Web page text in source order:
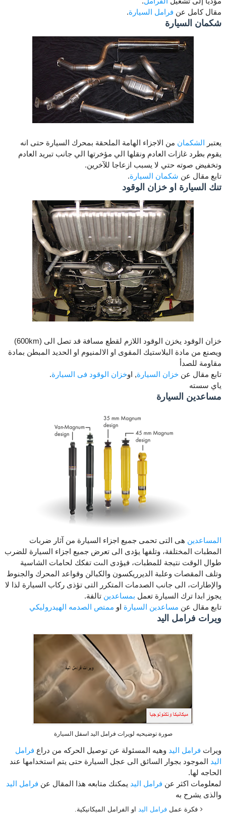
مقال كامل عن فرامل السيارة.
شكمان السيارة
يعتبر الشكمان من الاجزاء الهامة الملحقة بمحرك السيارة حتى انه
يقوم بطرد غازات العادم ونقلها الي مؤخرتها الي جانب تبريد العادم
وتخفيض صوته حتي لا يسبب ازعاجا للآخرين.
تابع مقال عن شكمان السيارة.
تنك السيارة او خزان الوقود
خزان الوقود يخزن الوقود اللازم لقطع مسافة قد تصل الى (600km)
ويصنع من مادة البلاستيك المقوى او الالمنيوم او الحديد المبطن بمادة
مقاومة للصدأ
تابع مقال عن خزان السيارة, اوخزان الوقود فى السيارة.
ياي سسته
مساعدين السيارة
المساعدين هى التى تحمى جميع اجزاء السيارة من آثار ضربات
المطبات المختلفة، وتلفها يؤدى الى تعرض جميع اجزاء السيارة للضرب
طوال الوقت نتيجة للمطبات، فيؤدى الىت تفكك لحامات الشاسية
وتلف المقصات وعلبة الديرريكسون والكبالن وقواعد المحرك والجنوط
والإطارات، الى جانب الصدمات المتكرر التى تؤذى ركاب السيارة لذا لا
يجوز ابدا ترك السيارة تعمل بمساعدين تالفة.
تابع مقال عن مساعدين السيارة او ممتص الصدمه الهيدروليكي
ويرات فرامل اليد
صورة توضيحيه لويرات فرامل اليد اسفل السيارة
ويرات فرامل اليد وهيه المسئولة عن توصيل الحركه من دراع فرامل
اليد الموجود بجوار السائق الى عجل السيارة حتى يتم استخدامها عند
الحاجه لها.
لمعلومات اكثر عن فرامل اليد يمكنك متابعه هذا المقال عن فرامل اليد
والذى يشرح به
فكرة عملفرامل اليد او الفرامل الميكانيكية.